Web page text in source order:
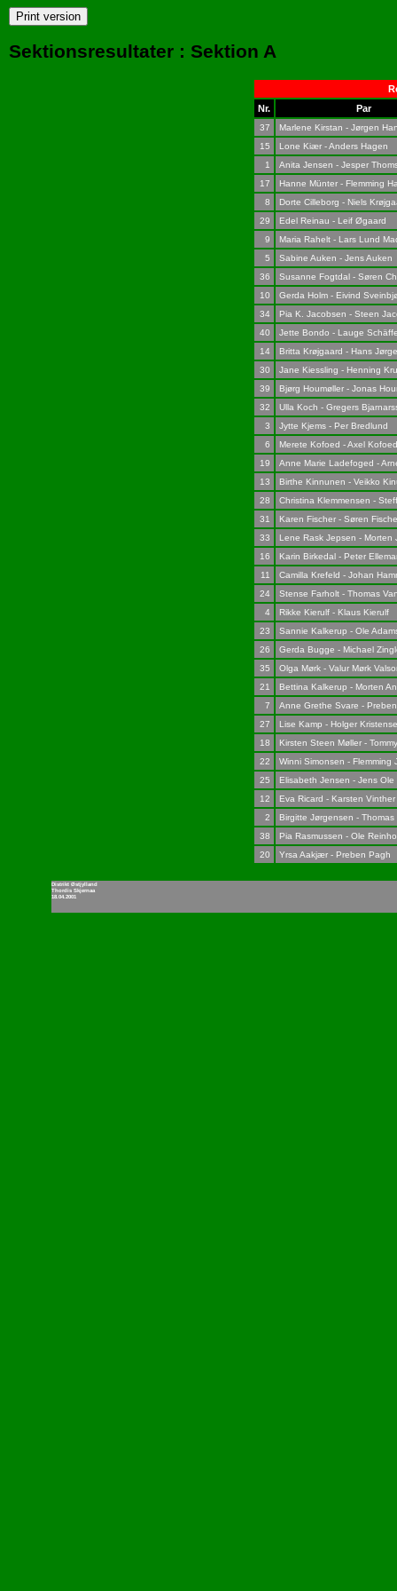
Sektionsresultater : Sektion A
Nr.
Par
37
Marlene Kirstan - Jørgen
15
Lone Kiær - Anders Hagen
1
Anita Jensen - Jesper
17
Hanne Münter - Flemming
8
Dorte Cilleborg - Niels
29
Edel Reinau - Leif Øgaard
9
Maria Rahelt - Lars Lund
5
Sabine Auken - Jens Auken
36
Susanne Fogtdal - Søren
10
Gerda Holm - Eivind
34
Pia K. Jacobsen - Steen
40
Jette Bondo - Lauge
14
Britta Krøjgaard - Hans
30
Jane Kiessling - Henning
39
Bjørg Houmøller - Jonas
32
Ulla Koch - Gregers
3
Jytte Kjems - Per Bredlund
6
Merete Kofoed - Axel Kofoed
19
Anne Marie Ladefoged -
13
Birthe Kinnunen - Veikko
28
Christina Klemmensen -
31
Karen Fischer - Søren
33
Lene Rask Jepsen - Morten
16
Karin Birkedal - Peter
11
Camilla Krefeld - Johan
24
Stense Farholt - Thomas
4
Rikke Kierulf - Klaus Kierulf
23
Sannie Kalkerup - Ole
26
Gerda Bugge - Michael
35
Olga Mørk - Valur Mørk
21
Bettina Kalkerup - Morten
7
Anne Grethe Svare -
27
Lise Kamp - Holger
18
Kirsten Steen Møller -
22
Winni Simonsen - Flemming
25
Elisabeth Jensen - Jens Ole
12
Eva Ricard - Karsten Vinther
2
Birgitte Jørgensen -
38
Pia Rasmussen - Ole
20
Yrsa Aakjær - Preben Pagh
Distrikt Østjylland
Thordis Skjernaa
18.04.2001